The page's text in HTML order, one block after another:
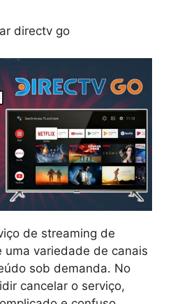
directv go
de streaming de
uma variedade de canais
sob demanda. No
cancelar o serviço,